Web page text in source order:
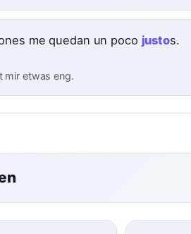
me quedan un poco justos.
mir etwas eng.